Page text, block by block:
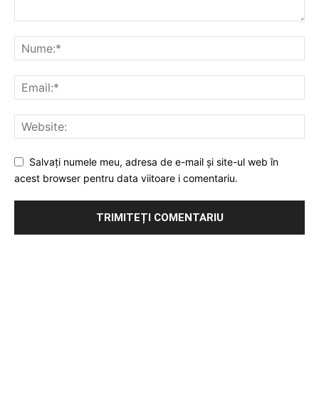
Salvați numele meu, adresa de e-mail și site-ul web în
acest browser pentru data viitoare i comentariu.